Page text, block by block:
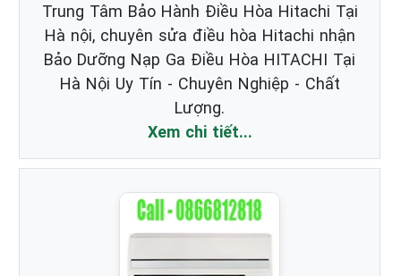
Trung Tâm Bảo Hành Điều Hòa Hitachi Tại
Hà nội, chuyên sửa điều hòa Hitachi nhận
Bảo Dưỡng Nạp Ga Điều Hòa HITACHI Tại
Hà Nội Uy Tín - Chuyên Nghiệp - Chất
Lượng.
Xem chi tiết...